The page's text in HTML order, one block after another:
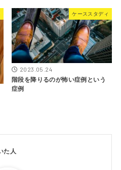
ケーススタディ
2023.05.24
階段を降りるのが怖い症例という
症例